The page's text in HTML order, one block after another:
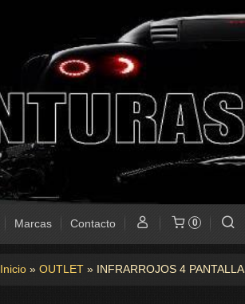
Marcas Contacto 0
Inicio» OUTLET» INFRARROJOS 4